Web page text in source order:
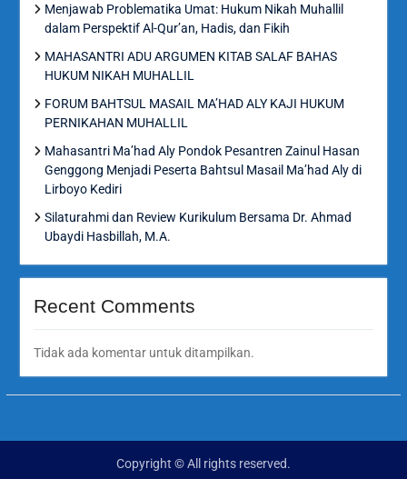
Menjawab Problematika Umat: Hukum Nikah Muhallil
dalam Perspektif Al-Qur’an, Hadis, dan Fikih
MAHASANTRI ADU ARGUMEN KITAB SALAF BAHAS
HUKUM NIKAH MUHALLIL
FORUM BAHTSUL MASAIL MA’HAD ALY KAJI HUKUM
PERNIKAHAN MUHALLIL
Mahasantri Ma’had Aly Pondok Pesantren Zainul Hasan
Genggong Menjadi Peserta Bahtsul Masail Ma’had Aly di
Lirboyo Kediri
Silaturahmi dan Review Kurikulum Bersama Dr. Ahmad
Ubaydi Hasbillah, M.A.
Recent Comments
Tidak ada komentar untuk ditampilkan.
Copyright © All rights reserved.